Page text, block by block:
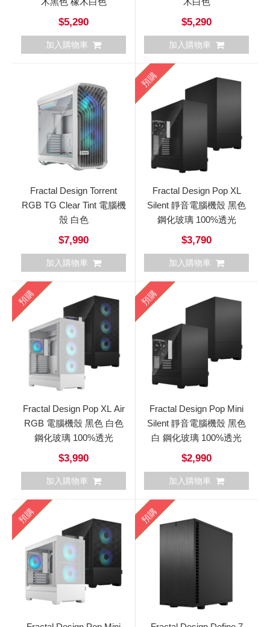
$5,290
加入購物車
$5,290
加入購物車
Fractal Design Torrent
RGB TG Clear Tint 電腦機
殼 白色
$7,990
加入購物車
預購
Fractal Design Pop XL
Silent 靜音電腦機殼 黑色
鋼化玻璃 100%透光
$3,790
加入購物車
預購
Fractal Design Pop XL Air
RGB 電腦機殼 黑色 白色
鋼化玻璃 100%透光
$3,990
加入購物車
預購
Fractal Design Pop Mini
Silent 靜音電腦機殼 黑色
白 鋼化玻璃 100%透光
$2,990
加入購物車
預購 預購